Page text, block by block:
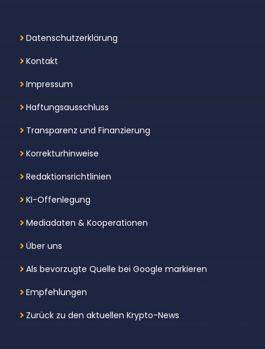
Datenschutzerklärung
Kontakt
Impressum
Haftungsausschluss
Transparenz und Finanzierung
Korrekturhinweise
Redaktionsrichtlinien
KI-Offenlegung
Mediadaten & Kooperationen
Über uns
Als bevorzugte Quelle bei Google markieren
Empfehlungen
Zurück zu den aktuellen Krypto-News